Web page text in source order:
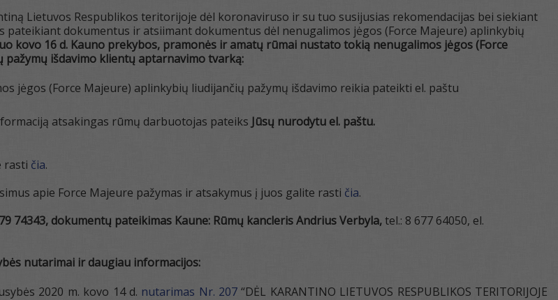
Lietuvos Respublikos teritorijoje dėl koronaviruso ir su tuo susijusias rekomendacijas bei siekiant
dokumentus ir atsiimant dokumentus dėl nenugalimos jėgos (Force Majeure) aplinkybių
kovo 16 d. Kauno prekybos, pramonės ir amatų rūmai nustato tokią nenugalimos jėgos (Force
išdavimo klientų aptarnavimo tvarką:
jėgos (Force Majeure) aplinkybių liudijančių pažymų išdavimo reikia pateikti el. paštu
atsakingas rūmų darbuotojas pateiks Jūsų nurodytu el. paštu.
rasti čia.
apie Force Majeure pažymas ir atsakymus į juos galite rasti čia.
74343,dokumentų pateikimas Kaune: Rūmų kancleris Andrius Verbyla,tel.: 8 677 64050, el.
nutarimai ir daugiau informacijos:
2020 m. kovo 14 d. nutarimas Nr. 207 “DĖL KARANTINO LIETUVOS RESPUBLIKOS TERITORIJOJE